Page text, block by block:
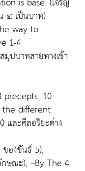
๔ เป็นบาท)
way to
1-4
ปบาทสายทางเข้า
10
different
และศีลอริยะต่าง
องขันธ์ 5),
ษณะ), –By The 4